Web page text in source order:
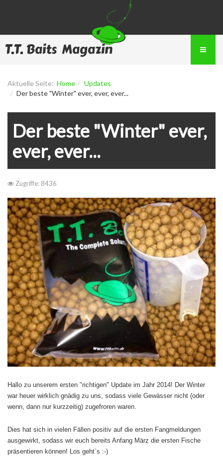
T.T. Baits Magazin
Aktuelle Seite: Home
Updates
Der beste "Winter" ever, ever, ever...
Der beste "Winter" ever,
ever, ever...
Zugriffe: 8436
Hallo zu unserem ersten "richtigen" Update im Jahr 2014! Der Winter
war heuer wirklich gnädig zu uns, sodass viele Gewässer nicht (oder
wenn, dann nur kurzzeitig) zugefroren waren.
Dies hat sich in vielen Fällen positiv auf die ersten Fangmeldungen
ausgewirkt, sodass wir euch bereits Anfang März die ersten Fische
präsentieren können! Los geht`s :-)